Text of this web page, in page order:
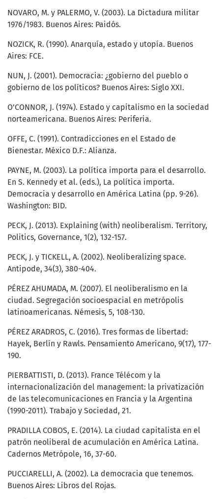
NOVARO, M. y PALERMO, V. (2003). La Dictadura militar
1976/1983. Buenos Aires: Paidós.
NOZICK, R. (1990). Anarquía, estado y utopía. Buenos
Aires: FCE.
NUN, J. (2001). Democracia: ¿gobierno del pueblo o
gobierno de los políticos? Buenos Aires: Siglo XXI.
O’CONNOR, J. (1974). Estado y capitalismo en la sociedad
norteamericana. Buenos Aires: Periferia.
OFFE, C. (1991). Contradicciones en el Estado de
Bienestar. México D.F.: Alianza.
PAYNE, M. (2003). La política importa para el desarrollo.
En S. Kennedy et al. (eds.), La política importa.
Democracia y desarrollo en América Latina (pp. 9-26).
Washington: BID.
PECK, J. (2013). Explaining (with) neoliberalism. Territory,
Politics, Governance, 1(2), 132-157.
PECK, J. y TICKELL, A. (2002). Neoliberalizing space.
Antipode, 34(3), 380-404.
PÉREZ AHUMADA, M. (2007). El neoliberalismo en la
ciudad. Segregación socioespacial en metrópolis
latinoamericanas. Némesis, 5, 108-130.
PÉREZ ARADROS, C. (2016). Tres formas de libertad:
Hayek, Berlín y Rawls. Pensamiento Americano, 9(17), 177-
190.
PIERBATTISTI, D. (2013). France Télécom y la
internacionalización del management: la privatización
de las telecomunicaciones en Francia y la Argentina
(1990-2011). Trabajo y Sociedad, 21.
PRADILLA COBOS, E. (2014). La ciudad capitalista en el
patrón neoliberal de acumulación en América Latina.
Cadernos Metrópole, 16, 37-60.
PUCCIARELLI, A. (2002). La democracia que tenemos.
Buenos Aires: Libros del Rojas.